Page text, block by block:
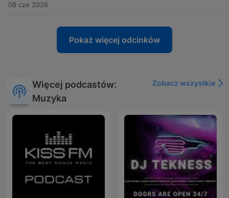
08 cze 2026
Pokaż więcej odcinków
Więcej podcastów:
Muzyka
Zobacz wszystkie